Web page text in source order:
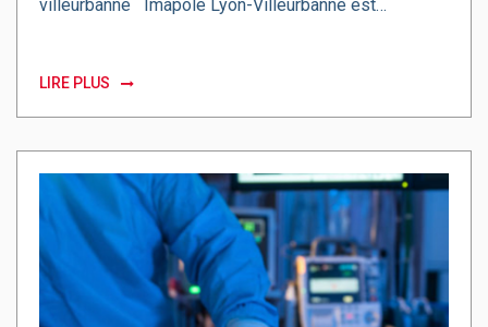
villeurbanne Imapôle Lyon-Villeurbanne est…
LIRE PLUS